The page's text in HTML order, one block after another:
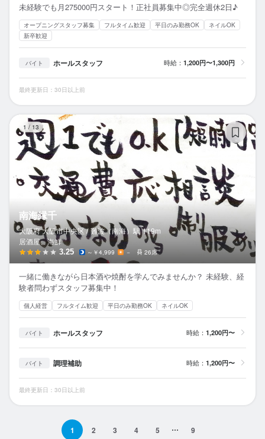
未経験でも月275000円スタート！正社員募集中◎完全週休2日♪
オープニングスタッフ募集 フルタイム歓迎 平日のみ勤務OK
ネイルOK
新卒歓迎
バイト ホールスタッフ 時給： 1,200円〜1,300円
最終更新日：30日以上前
1 / 13
南海縁千
大阪府 大阪市中央区 / 難波（南海） 駅 119m
居酒屋、海鮮
3.25 ～￥4,999 － 26席
一緒に働きながら日本酒や焼酎を学んでみませんか？ 未経験、経
験者問わずスタッフ募集中！
個人経営 フルタイム歓迎 平日のみ勤務OK ネイルOK
バイト ホールスタッフ 時給： 1,200円〜
バイト 調理補助 時給： 1,200円〜
最終更新日：30日以上前
1 2 3 4 5 9